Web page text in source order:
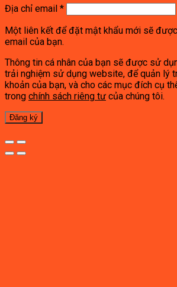
Địa chỉ email *
Một liên kết để đặt mật khẩu mới sẽ
email của bạn.
Thông tin cá nhân của bạn sẽ được sử
trải nghiệm sử dụng website, để quản lý
khoản của bạn, và cho các mục đích cụ
trong chính sách riêng tư của chúng tôi.
Đăng ký